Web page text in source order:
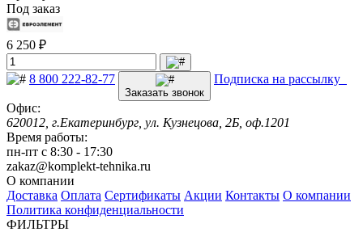
Под заказ
6 250 ₽
8 800 222-82-77
Заказать звонок
Подписка на рассылку
Офис:
620012, г.Екатеринбург, ул. Кузнецова, 2Б, оф.1201
Время работы:
пн-пт с 8:30 - 17:30
zakaz@komplekt-tehnika.ru
О компании
Доставка Оплата Сертификаты Акции Контакты О компании
Политика конфиденциальности
ФИЛЬТРЫ